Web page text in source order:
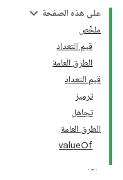
على هذه الصفحة
ملخّص
قيم التعداد
الطرق العامة
قيم التعداد
ترميز
تجاهل
الطرق العامة
valueOf